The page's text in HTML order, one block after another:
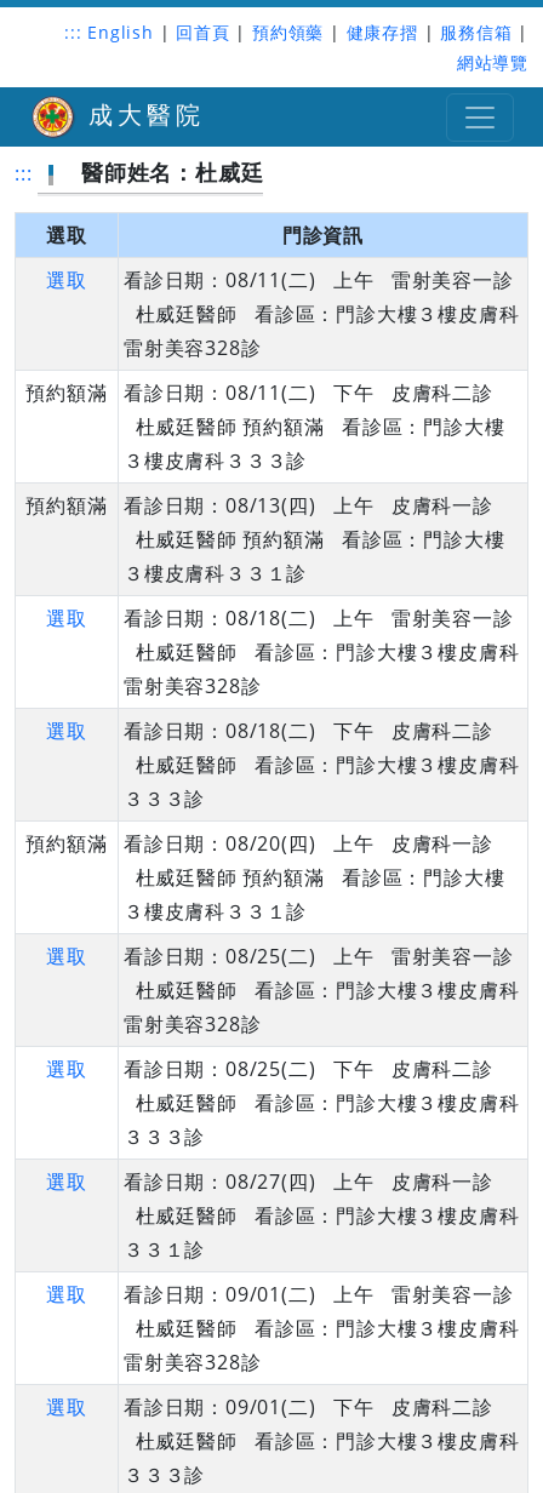
::: English | 回首頁 | 預約領藥 | 健康存摺 | 服務信箱 |
網站導覽
成大醫院
::: 醫師姓名：杜威廷
選取
門診資訊
選取
看診日期：08/11(二) 上午 雷射美容一診
杜威廷醫師 看診區：門診大樓３樓皮膚科
雷射美容328診
預約額滿
看診日期：08/11(二) 下午 皮膚科二診
杜威廷醫師 預約額滿 看診區：門診大樓
３樓皮膚科３３３診
預約額滿
看診日期：08/13(四) 上午 皮膚科一診
杜威廷醫師 預約額滿 看診區：門診大樓
３樓皮膚科３３１診
選取
看診日期：08/18(二) 上午 雷射美容一診
杜威廷醫師 看診區：門診大樓３樓皮膚科
雷射美容328診
選取
看診日期：08/18(二) 下午 皮膚科二診
杜威廷醫師 看診區：門診大樓３樓皮膚科
３３３診
預約額滿
看診日期：08/20(四) 上午 皮膚科一診
杜威廷醫師 預約額滿 看診區：門診大樓
３樓皮膚科３３１診
選取
看診日期：08/25(二) 上午 雷射美容一診
杜威廷醫師 看診區：門診大樓３樓皮膚科
雷射美容328診
選取
看診日期：08/25(二) 下午 皮膚科二診
杜威廷醫師 看診區：門診大樓３樓皮膚科
３３３診
選取
看診日期：08/27(四) 上午 皮膚科一診
杜威廷醫師 看診區：門診大樓３樓皮膚科
３３１診
選取
看診日期：09/01(二) 上午 雷射美容一診
杜威廷醫師 看診區：門診大樓３樓皮膚科
雷射美容328診
選取
看診日期：09/01(二) 下午 皮膚科二診
杜威廷醫師 看診區：門診大樓３樓皮膚科
３３３診